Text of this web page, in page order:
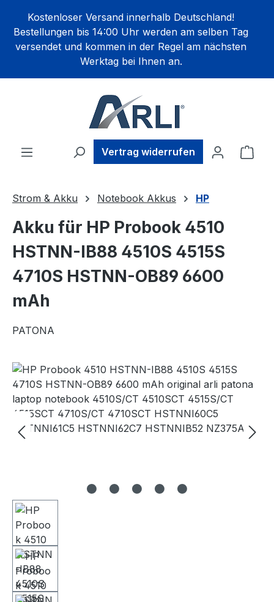
springen
Kostenloser Versand innerhalb Deutschland!
Bestellungen bis 14:00 Uhr werden am selben Tag
versendet und kommen in der Regel am nächsten
Werktag bei Ihnen an.
Vertrag widerrufen
Strom & Akku Notebook Akkus HP
Akku für HP Probook 4510
HSTNN-IB88 4510S 4515S
4710S HSTNN-OB89 6600
mAh
PATONA
Bildergalerie überspringen